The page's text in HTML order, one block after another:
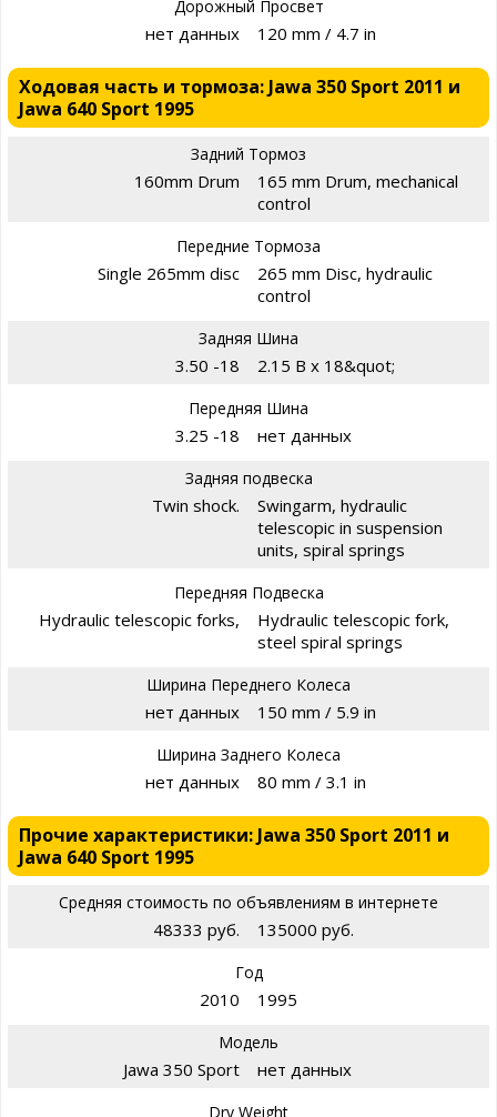
Дорожный Просвет
нет данных 120 mm / 4.7 in
Ходовая часть и тормоза: Jawa 350 Sport 2011 и
Jawa 640 Sport 1995
Задний Тормоз
160mm Drum
165 mm Drum, mechanical
control
Передние Тормоза
Single 265mm disc
265 mm Disc, hydraulic
control
Задняя Шина
3.50 -18 2.15 B x 18&quot;
Передняя Шина
3.25 -18 нет данных
Задняя подвеска
Twin shock.
Swingarm, hydraulic
telescopic in suspension
units, spiral springs
Передняя Подвеска
Hydraulic telescopic forks,
Hydraulic telescopic fork,
steel spiral springs
Ширина Переднего Колеса
нет данных 150 mm / 5.9 in
Ширина Заднего Колеса
нет данных 80 mm / 3.1 in
Прочие характеристики: Jawa 350 Sport 2011 и
Jawa 640 Sport 1995
Средняя стоимость по объявлениям в интернете
48333 руб. 135000 руб.
Год
2010 1995
Модель
Jawa 350 Sport нет данных
Dry Weight